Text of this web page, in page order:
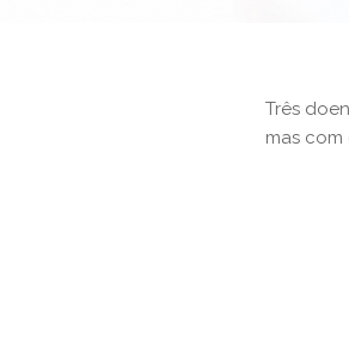
Três
mas com